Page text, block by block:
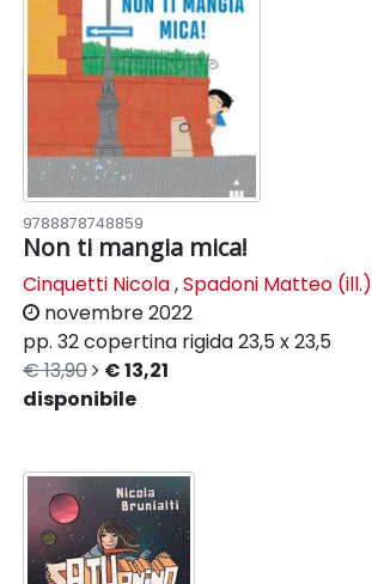
9788878748859
Non ti mangia mica!
Cinquetti Nicola,Spadoni Matteo (ill.)
novembre 2022
pp. 32copertina rigida23,5 x 23,5
€ 13,90
€ 13,21
disponibile